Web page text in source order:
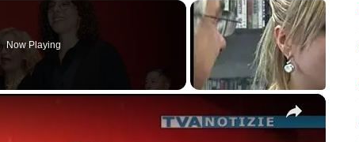
Now Playing
×